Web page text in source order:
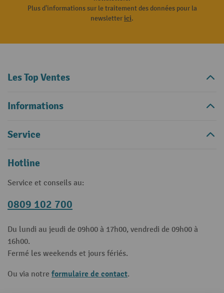
Plus d'informations sur le traitement des données pour la
newsletterici.
Les Top Ventes
Informations
Service
Hotline
Service et conseils au:
0809 102 700
Du lundi au jeudi de 09h00 à 17h00, vendredi de 09h00 à
16h00.
Fermé les weekends et jours fériés.
Ou via notre formulaire de contact.